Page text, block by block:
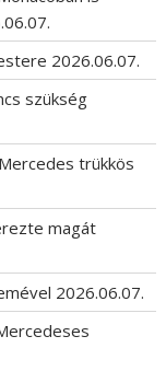
2026.06.07.
szükség
trükkös
magát
2026.06.07.